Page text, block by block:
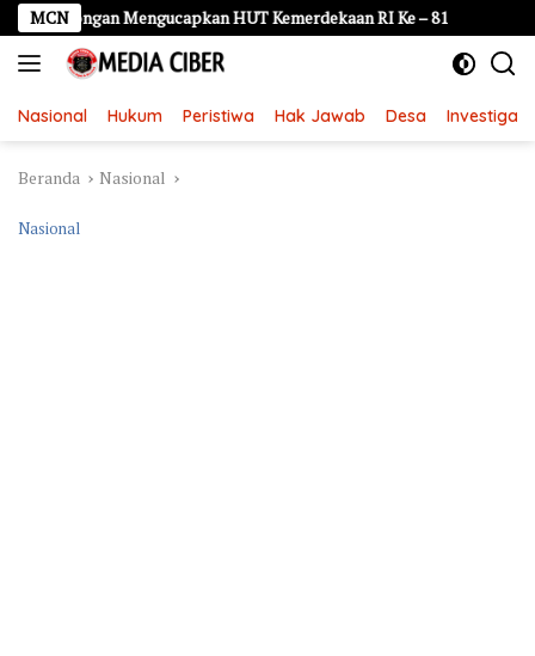
Langsung
ke
konten
MCN
Mengucapkan HUT Kemerdekaan RI Ke – 81 Dinas DLH
Nasional Hukum Peristiwa Hak Jawab Desa Investigasi
Beranda Nasional
Nasional